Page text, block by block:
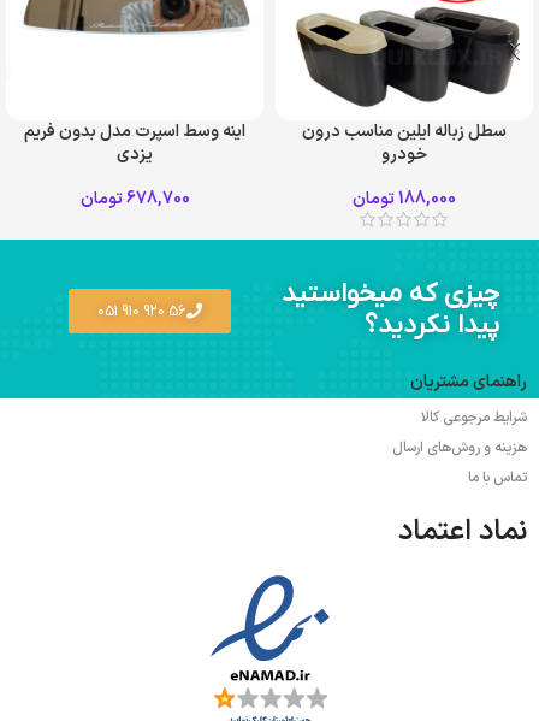
سطل زباله ایلین مناسب درون
خودرو
188,000تومان
اینه وسط اسپرت مدل بدون فریم
یزدی
678,700تومان
چیزی که میخواستید
پیدا نکردید؟
56 920 910 051
راهنمای مشتریان
شرایط مرجوعی کالا
هزینه و روش‌های ارسال
تماس با ما
نماد اعتماد